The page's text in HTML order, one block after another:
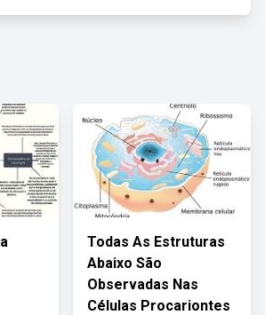
Todas As Estruturas
Abaixo São
Observadas Nas
Células Procariontes